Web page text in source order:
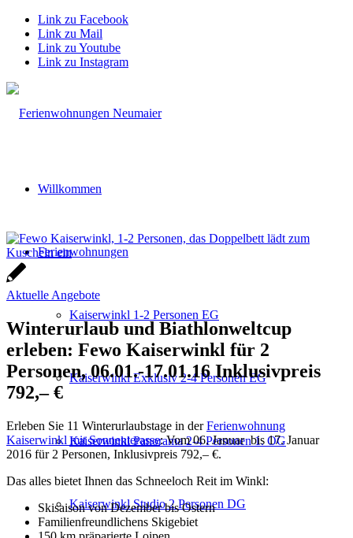
Link zu Facebook
Link zu Mail
Link zu Youtube
Link zu Instagram
Willkommen
Ferienwohnungen
Kaiserwinkl 1-2 Personen EG
Kaiserwinkl Exklusiv 2-4 Personen EG
Kaiserwinkl Panorama 2-4 Personen 1. OG
Kaiserwinkl Studio 2 Personen DG
Aktuelle Angebote
Winterurlaub und Biathlonweltcup
erleben: Fewo Kaiserwinkl für 2
Personen, 06.01.-17.01.16 Inklusivpreis
792,– €
Erleben Sie 11 Winterurlaubstage in derFerienwohnung
Kaiserwinkl mit Sonnenterasse: Vom 06. Januar bis 17. Januar
2016 für 2 Personen, Inklusivpreis 792,– €.
Das alles bietet Ihnen das Schneeloch Reit im Winkl:
Skisaison von Dezember bis Ostern
Familienfreundlichens Skigebiet